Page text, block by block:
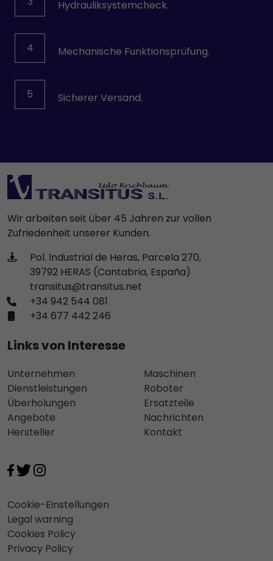
VOGEL
YPC-SOLENOID
Hydrauliksystemcheck.
4 Mechanische Funktionsprüfung.
5 Sicherer Versand.
Wir arbeiten seit über 45 Jahren zur vollen
Zufriedenheit unserer Kunden.
Pol. Industrial de Heras, Parcela 270,
39792 HERAS (Cantabria, España)
transitus@transitus.net
+34 942 544 081
+34 677 442 246
Links von Interesse
Unternehmen
Dienstleistungen
Überholungen
Angebote
Hersteller
Maschinen
Roboter
Ersatzteile
Nachrichten
Kontakt
Cookie-Einstellungen
Legal warning
Cookies Policy
Privacy Policy